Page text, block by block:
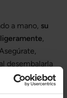
a mano, su
,
desembalarla
durante